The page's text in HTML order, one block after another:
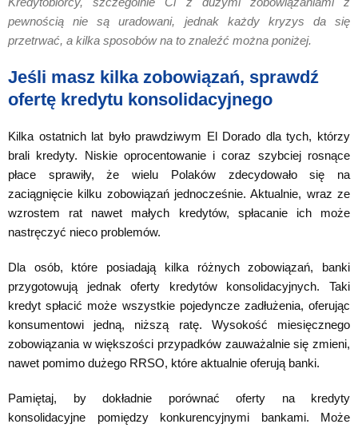
pewnością nie są uradowani, jednak każdy kryzys da się
przetrwać, a kilka sposobów na to znaleźć można poniżej.
Jeśli masz kilka zobowiązań, sprawdź
ofertę kredytu konsolidacyjnego
Kilka ostatnich lat było prawdziwym El Dorado dla tych, którzy
brali kredyty. Niskie oprocentowanie i coraz szybciej rosnące
płace sprawiły, że wielu Polaków zdecydowało się na
zaciągnięcie kilku zobowiązań jednocześnie. Aktualnie, wraz ze
wzrostem rat nawet małych kredytów, spłacanie ich może
nastręczyć nieco problemów.
Dla osób, które posiadają kilka różnych zobowiązań, banki
przygotowują jednak oferty kredytów konsolidacyjnych. Taki
kredyt spłacić może wszystkie pojedyncze zadłużenia, oferując
konsumentowi jedną, niższą ratę. Wysokość miesięcznego
zobowiązania w większości przypadków zauważalnie się zmieni,
nawet pomimo dużego RRSO, które aktualnie oferują banki.
Pamiętaj, by dokładnie porównać oferty na kredyty
konsolidacyjne pomiędzy konkurencyjnymi bankami. Może